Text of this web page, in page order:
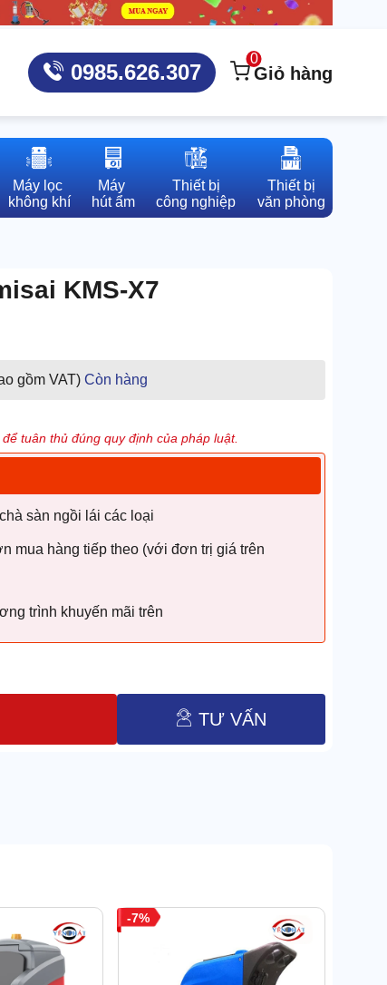
0985.626.307
0
Giỏ hàng
Máy lọc
không khí
Máy
hút ẩm
Thiết bị
công nghiệp
Thiết bị
văn phòng
KMS-X7
gồm VAT) Còn hàng
tuân thủ đúng quy định của pháp luật.
sàn ngồi lái các loại
mua hàng tiếp theo (với đơn trị giá trên
trình khuyến mãi trên
TƯ VẤN
7